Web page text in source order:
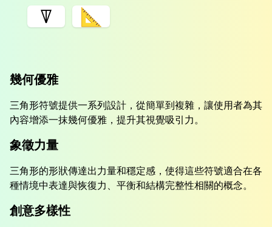
ꘜ
📐
幾何優雅
三角形符號提供一系列設計，從簡單到複雜，讓使用者為其
內容增添一抹幾何優雅，提升其視覺吸引力。
象徵力量
三角形的形狀傳達出力量和穩定感，使得這些符號適合在各
種情境中表達與恢復力、平衡和結構完整性相關的概念。
創意多樣性